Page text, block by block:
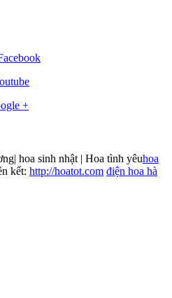
+
hoa sinh nhật | Hoa tình yêuhoa
kết: http://hoatot.com điện hoa hà